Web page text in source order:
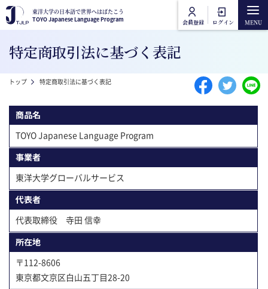
メインコンテンツに移動
東洋大学の日本語で世界へはばたこう
TOYO Japanese Language Program
会員登録 ログイン
東洋大学の日本語で世界へはばたこう
TOYO Japanese Language Program
Main navigationトップ
東洋大学日本語講座
東洋大学一般教養講座
講座一覧
オンライン受講方法
特定商取引法に基づく表記
パンくず
トップ 特定商取引法に基づく表記
商品名
TOYO Japanese Language Program
事業者
東洋大学グローバルサービス
代表者
代表取締役 寺田 信幸
所在地
〒112-8606
東京都文京区白山五丁目28-20